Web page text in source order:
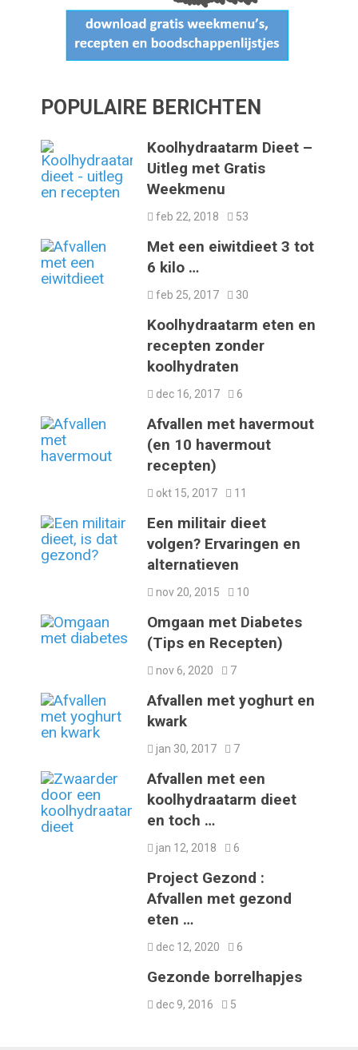
POPULAIRE BERICHTEN
Koolhydraatarm Dieet –
Uitleg met Gratis
Weekmenu
feb 22, 2018 53
Met een eiwitdieet 3 tot
6 kilo …
feb 25, 2017 30
Koolhydraatarm eten en
recepten zonder
koolhydraten
dec 16, 2017 6
Afvallen met havermout
(en 10 havermout
recepten)
okt 15, 2017 11
Een militair dieet
volgen? Ervaringen en
alternatieven
nov 20, 2015 10
Omgaan met Diabetes
(Tips en Recepten)
nov 6, 2020 7
Afvallen met yoghurt en
kwark
jan 30, 2017 7
Afvallen met een
koolhydraatarm dieet
en toch …
jan 12, 2018 6
Project Gezond :
Afvallen met gezond
eten …
dec 12, 2020 6
Gezonde borrelhapjes
dec 9, 2016 5